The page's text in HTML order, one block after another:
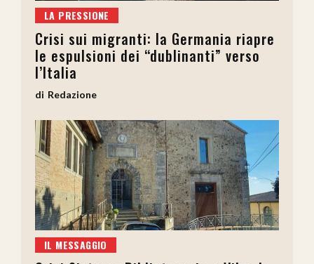
LA PRESSIONE
Crisi sui migranti: la Germania riapre
le espulsioni dei “dublinanti” verso
l’Italia
Redazione
IL MESSAGGIO